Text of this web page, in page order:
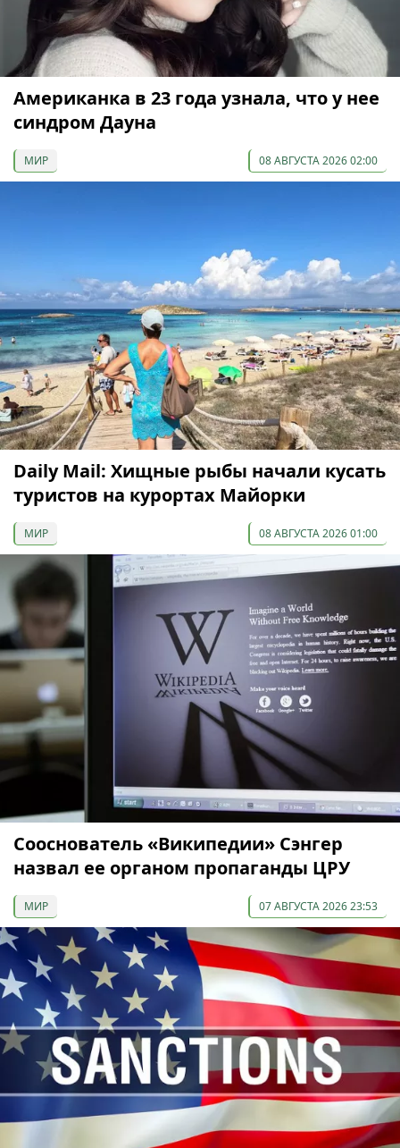
Американка в 23 года узнала, что у нее
синдром Дауна
МИР 08 АВГУСТА 2026 02:00
Daily Mail: Хищные рыбы начали кусать
туристов на курортах Майорки
МИР 08 АВГУСТА 2026 01:00
Сооснователь «Википедии» Сэнгер
назвал ее органом пропаганды ЦРУ
МИР 07 АВГУСТА 2026 23:53